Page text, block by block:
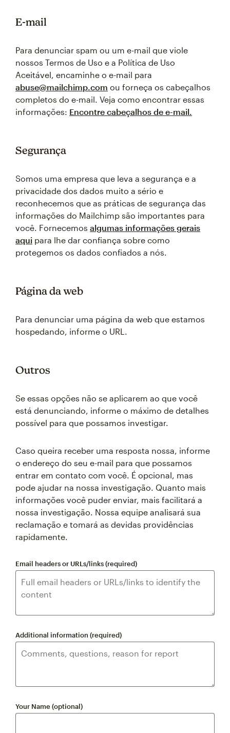
E-mail
Para denunciar spam ou um e-mail que viole
nossos Termos de Uso e a Política de Uso
Aceitável, encaminhe o e-mail para
abuse@mailchimp.com ou forneça os cabeçalhos
completos do e-mail. Veja como encontrar essas
informações: Encontre cabeçalhos de e-mail.
Segurança
Somos uma empresa que leva a segurança e a
privacidade dos dados muito a sério e
reconhecemos que as práticas de segurança das
informações do Mailchimp são importantes para
você. Fornecemos algumas informações gerais
aqui para lhe dar confiança sobre como
protegemos os dados confiados a nós.
Página da web
Para denunciar uma página da web que estamos
hospedando, informe o URL.
Outros
Se essas opções não se aplicarem ao que você
está denunciando, informe o máximo de detalhes
possível para que possamos investigar.
Caso queira receber uma resposta nossa, informe
o endereço do seu e-mail para que possamos
entrar em contato com você. É opcional, mas
pode ajudar na nossa investigação. Quanto mais
informações você puder enviar, mais facilitará a
nossa investigação. Nossa equipe analisará sua
reclamação e tomará as devidas providências
rapidamente.
Email headers or URLs/links (required)
Additional information (required)
Your Name (optional)